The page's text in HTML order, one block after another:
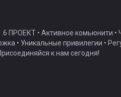
ПРОЕКТ • Активное комьюнити •
• Уникальные привилегии •
к нам сегодня!